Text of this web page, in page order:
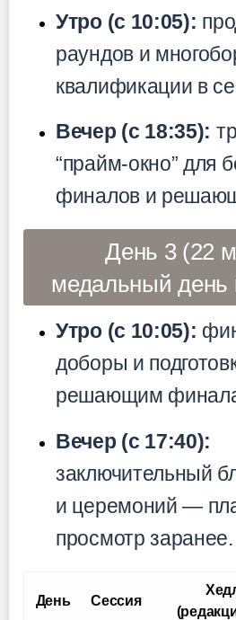
Утро (с 10:05):
раундов и
квалификации в
Вечер (с 18:35):
“прайм-окно” для
финалов и
День 3 (22
медальный день
Утро (с 10:05):
доборы и
решающим
Вечер (с 17:40):
заключительный
и церемоний —
просмотр заранее.
День Сессия